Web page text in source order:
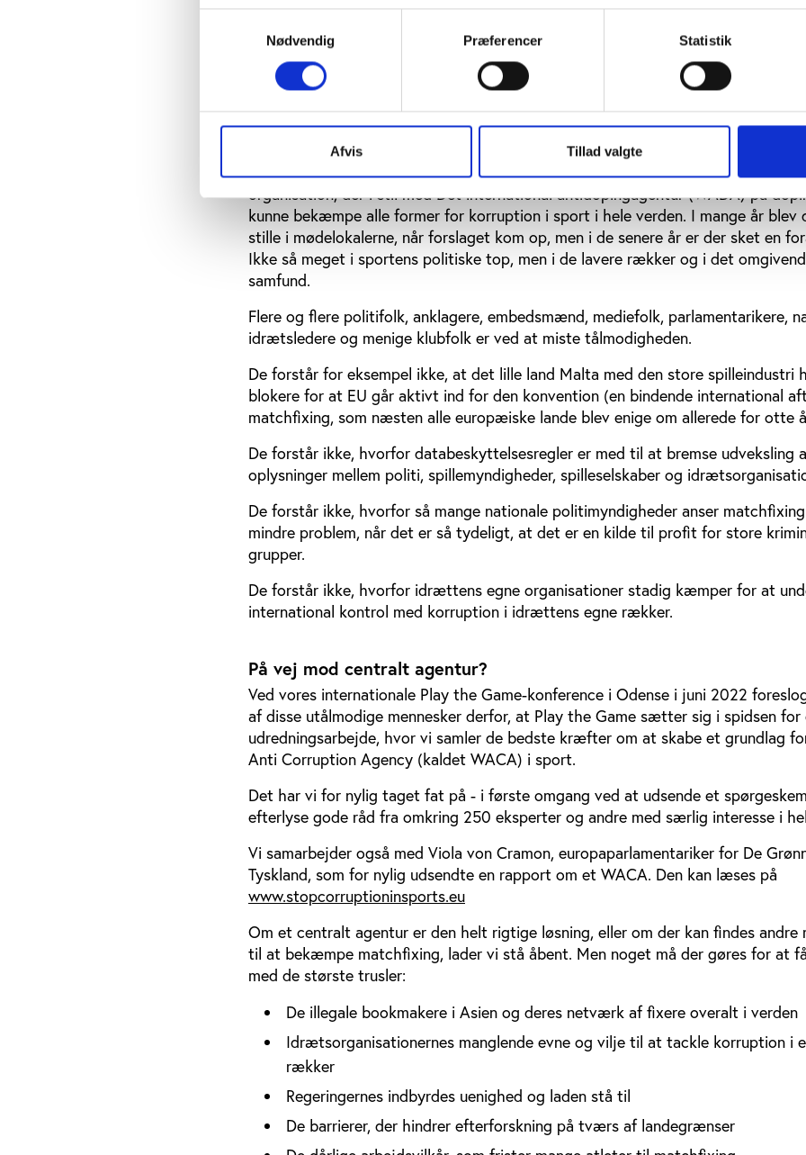
Nødvendig
Præferencer Statistik
Afvis Tillad valgte
Idrætten kæmper imod kontrol
Når man tænker på, at matchfixing ikke bare skader, men direkte ødelægger den
uforudsigelighed, som er essensen i sportens fascinationskraft og kommercielle
det svært at forstå, at idrættens organisationer med Den International
(IOC) i spidsen kæmper med næb og kløer for at undgå udefra kommende
Undertegnede var for snart 17 år siden blandt de første til at pege på behovet for
organisation, der i stil med Det international antidopingagentur (WADA) på
kunne bekæmpe alle former for korruption i sport i hele verden. I mange år blev
stille i mødelokalerne, når forslaget kom op, men i de senere år er der sket en
Ikke så meget i sportens politiske top, men i de lavere rækker og i det
samfund.
Flere og flere politifolk, anklagere, embedsmænd, mediefolk, parlamentarikere,
idrætsledere og menige klubfolk er ved at miste tålmodigheden.
De forstår for eksempel ikke, at det lille land Malta med den store spilleindustri
blokere for at EU går aktivt ind for den konvention (en bindende international
matchfixing, som næsten alle europæiske lande blev enige om allerede for otte
De forstår ikke, hvorfor databeskyttelsesregler er med til at bremse udveksling
oplysninger mellem politi, spillemyndigheder, spilleselskaber og
De forstår ikke, hvorfor så mange nationale politimyndigheder anser
mindre problem, når det er så tydeligt, at det er en kilde til profit for store
grupper.
De forstår ikke, hvorfor idrættens egne organisationer stadig kæmper for at
international kontrol med korruption i idrættens egne rækker.
På vej mod centralt agentur?
Ved vores internationale Play the Game-konference i Odense i juni 2022
af disse utålmodige mennesker derfor, at Play the Game sætter sig i spidsen for
udredningsarbejde, hvor vi samler de bedste kræfter om at skabe et grundlag
Anti Corruption Agency (kaldet WACA) i sport.
Det har vi for nylig taget fat på - i første omgang ved at udsende et
efterlyse gode råd fra omkring 250 eksperter og andre med særlig interesse i
Vi samarbejder også med Viola von Cramon, europaparlamentariker for De
Tyskland, som for nylig udsendte en rapport om et WACA. Den kan læses på
www.stopcorruptioninsports.eu
Om et centralt agentur er den helt rigtige løsning, eller om der kan findes andre
til at bekæmpe matchfixing, lader vi stå åbent. Men noget må der gøres for at
med de største trusler:
De illegale bookmakere i Asien og deres netværk af fixere overalt i verden
Idrætsorganisationernes manglende evne og vilje til at tackle korruption i
rækker
Regeringernes indbyrdes uenighed og laden stå til
De barrierer, der hindrer efterforskning på tværs af landegrænser